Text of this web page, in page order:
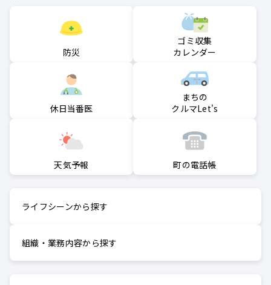
防災
ゴミ収集
カレンダー
休日当番医
まちの
クルマLet's
天気予報 町の電話帳
ライフシーンから探す
組織・業務内容から探す